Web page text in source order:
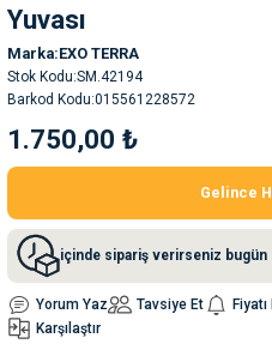
Temizlik Ürünleri
Yuvası
Marka EXO TERRA
Stok Kodu SM.42194
Barkod Kodu 015561228572
1.750,00 ₺
Gelince
içinde sipariş verirseniz bugün
Yorum Yaz Tavsiye Et
Karşılaştır